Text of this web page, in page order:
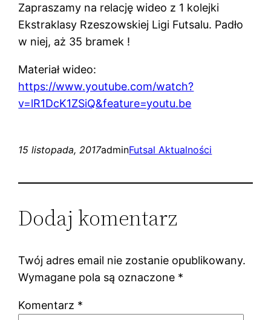
Zapraszamy na relację wideo z 1 kolejki
Ekstraklasy Rzeszowskiej Ligi Futsalu. Padło
w niej, aż 35 bramek !
Materiał wideo:
https://www.youtube.com/watch?
v=lR1DcK1ZSiQ&feature=youtu.be
15 listopada, 2017adminFutsal Aktualności
Dodaj komentarz
Twój adres email nie zostanie opublikowany.
Wymagane pola są oznaczone *
Komentarz *